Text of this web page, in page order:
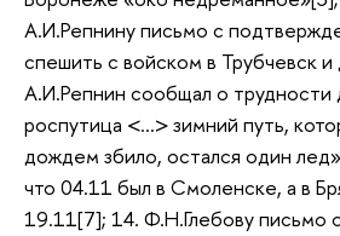
А.И.Репнину письмо с
спешить с войском в Трубчевск
А.И.Репнин сообщал о трудности
роспутица <…> зимний путь,
дождем збило, остался один
что 04.11 был в Смоленске, а в
19.11[7]; 14. Ф.Н.Глебову письмо